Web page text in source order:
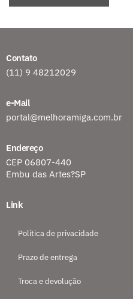
Contato
(11) 9 48212029
e-Mail
portal@melhoramiga.com.br
Endereço
CEP 06807-440
Embu das Artes?SP
Link
Política de privacidade
Prazo de entrega
Troca e devolução